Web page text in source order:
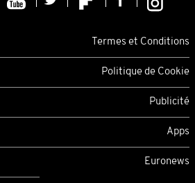
Termes et Conditions
Politique de Cookie
Publicité
Apps
Euronews